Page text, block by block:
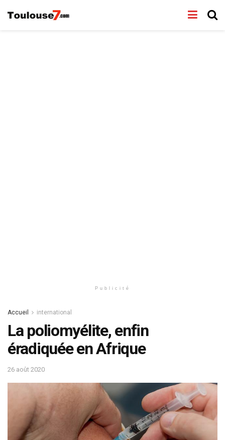
Publicité
Accueil international
La poliomyélite, enfin
éradiquée en Afrique
26 août 2020